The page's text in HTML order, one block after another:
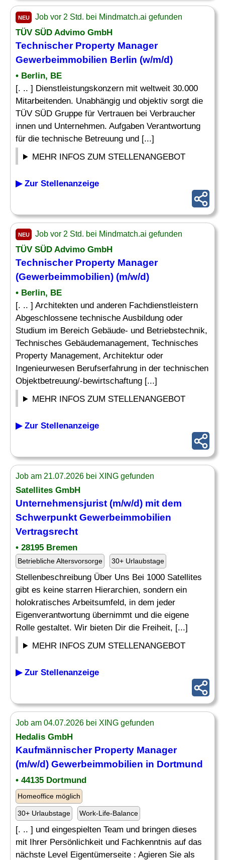
NEU Job vor 2 Std. bei Mindmatch.ai gefunden
TÜV SÜD Advimo GmbH
Technischer Property Manager
Gewerbeimmobilien Berlin (w/m/d)
• Berlin, BE
[. .. ] Dienstleistungskonzern mit weltweit 30.000
Mitarbeitenden. Unabhängig und objektiv sorgt die
TÜV SÜD Gruppe für Vertrauen bei Verbraucher
innen und Unternehmen. Aufgaben Verantwortung
für die technische Betreuung und [...]
MEHR INFOS ZUM STELLENANGEBOT
▶ Zur Stellenanzeige
NEU Job vor 2 Std. bei Mindmatch.ai gefunden
TÜV SÜD Advimo GmbH
Technischer Property Manager
(Gewerbeimmobilien) (m/w/d)
• Berlin, BE
[. .. ] Architekten und anderen Fachdienstleistern
Abgeschlossene technische Ausbildung oder
Studium im Bereich Gebäude- und Betriebstechnik,
Technisches Gebäudemanagement, Technisches
Property Management, Architektur oder
Ingenieurwesen Berufserfahrung in der technischen
Objektbetreuung/-bewirtschaftung [...]
MEHR INFOS ZUM STELLENANGEBOT
▶ Zur Stellenanzeige
Job am 21.07.2026 bei XING gefunden
Satellites GmbH
Unternehmensjurist (m/w/d) mit dem
Schwerpunkt Gewerbeimmobilien
Vertragsrecht
• 28195 Bremen
Betriebliche Altersvorsorge 30+ Urlaubstage
Stellenbeschreibung Über Uns Bei 1000 Satellites
gibt es keine starren Hierarchien, sondern ein
holokratisches Arbeitsumfeld, in dem jeder
Eigenverantwortung übernimmt und die eigene
Rolle gestaltet. Wir bieten Dir die Freiheit, [...]
MEHR INFOS ZUM STELLENANGEBOT
▶ Zur Stellenanzeige
Job am 04.07.2026 bei XING gefunden
Hedalis GmbH
Kaufmännischer Property Manager
(m/w/d) Gewerbeimmobilien in Dortmund
• 44135 Dortmund
Homeoffice möglich
30+ Urlaubstage Work-Life-Balance
[. .. ] und eingespielten Team und bringen dieses
mit Ihrer Persönlichkeit und Fachkenntnis auf das
nächste Level Eigentümerseite : Agieren Sie als